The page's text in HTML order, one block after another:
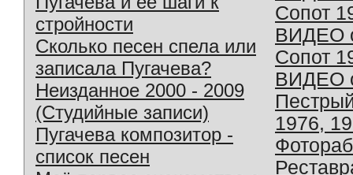
стройности
Сколько песен спела или
записала Пугачева?
Неизданное 2000 - 2009
(Студийные записи)
Пугачева композитор -
список песен
Сопот
ВИДЕО
Сопот
ВИДЕО
1976,